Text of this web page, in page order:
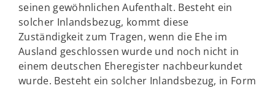
seinen gewöhnlichen Aufenthalt. Besteht ein
solcher Inlandsbezug, kommt diese
Zuständigkeit zum Tragen, wenn die Ehe im
Ausland geschlossen wurde und noch nicht in
einem deutschen Eheregister nachbeurkundet
wurde. Besteht ein solcher Inlandsbezug, in Form